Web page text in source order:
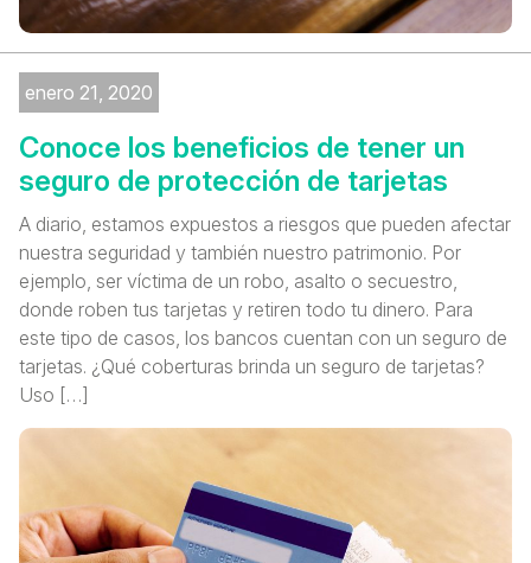
enero 21, 2020
Conoce los beneficios de tener un
seguro de protección de tarjetas
A diario, estamos expuestos a riesgos que pueden afectar
nuestra seguridad y también nuestro patrimonio. Por
ejemplo, ser víctima de un robo, asalto o secuestro,
donde roben tus tarjetas y retiren todo tu dinero. Para
este tipo de casos, los bancos cuentan con un seguro de
tarjetas. ¿Qué coberturas brinda un seguro de tarjetas?
Uso […]